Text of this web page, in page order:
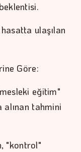
ulaşılan
Göre:
eğitim"
tahmini
"kontrol"